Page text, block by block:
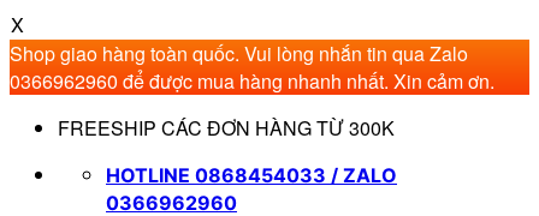
X
Shop giao hàng toàn quốc. Vui lòng nhắn tin qua Zalo
0366962960 để được mua hàng nhanh nhất. Xin cảm ơn.
qua
FREESHIP CÁC ĐƠN HÀNG TỪ 300K
HOTLINE 0868454033 / ZALO
0366962960